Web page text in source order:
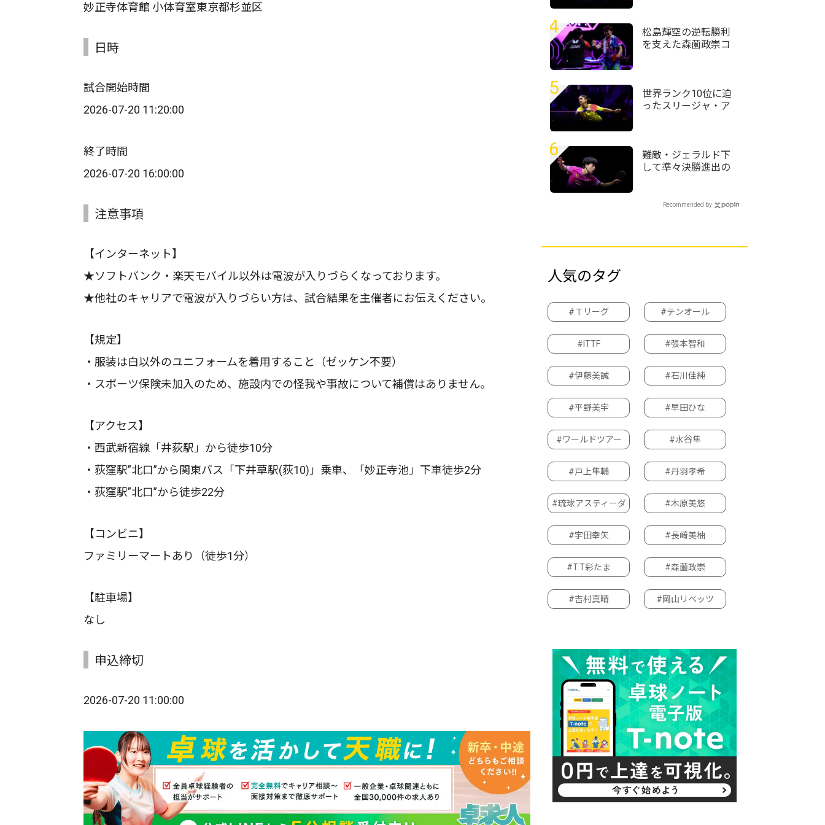
妙正寺体育館 小体育室東京都杉並区
日時
試合開始時間
2026-07-20 11:20:00
終了時間
2026-07-20 16:00:00
注意事項
【インターネット】
★ソフトバンク・楽天モバイル以外は電波が入りづらくなっております。
★他社のキャリアで電波が入りづらい方は、試合結果を主催者にお伝えください。
【規定】
・服装は白以外のユニフォームを着用すること（ゼッケン不要）
・スポーツ保険未加入のため、施設内での怪我や事故について補償はありません。
【アクセス】
・西武新宿線「井荻駅」から徒歩10分
・荻窪駅”北口”から関東バス「下井草駅(荻10)」乗車、「妙正寺池」下車徒歩2分
・荻窪駅”北口”から徒歩22分
【コンビニ】
ファミリーマートあり（徒歩1分）
【駐車場】
なし
申込締切
2026-07-20 11:00:00
チャンピオンズ横浜
2026＞
4
松島輝空の逆転勝利
を支えた森薗政崇コ
ャンピオンズ横浜
2026＞
5
世界ランク10位に迫
ったスリージャ・ア
WTTチャンピオンズ
横浜2026＞
6
難敵・ジェラルド下
して準々決勝進出の
たい」＜卓球・WTT
Recommended by
人気のタグ
#Ｔリーグ #テンオール
#ITTF #張本智和
#伊藤美誠 #石川佳純
#平野美宇 #早田ひな
#ワールドツアー #水谷隼
#戸上隼輔 #丹羽孝希
#琉球アスティーダ #木原美悠
#宇田幸矢 #長﨑美柚
#T.T彩たま #森薗政崇
#吉村真晴 #岡山リベッツ